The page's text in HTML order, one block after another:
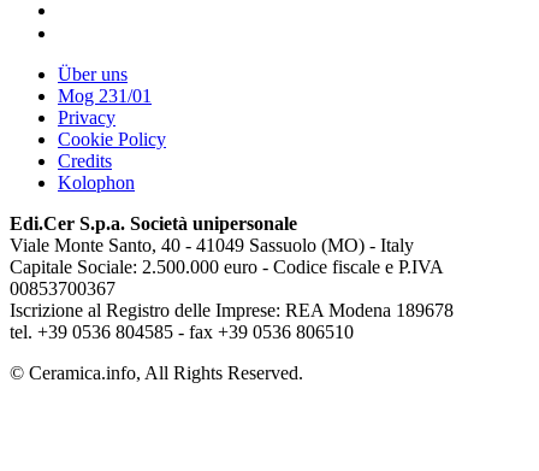
Über uns
Mog 231/01
Privacy
Cookie Policy
Credits
Kolophon
Edi.Cer S.p.a. Società unipersonale
Viale Monte Santo, 40 - 41049 Sassuolo (MO) - Italy
Capitale Sociale: 2.500.000 euro - Codice fiscale e P.IVA
00853700367
Iscrizione al Registro delle Imprese: REA Modena 189678
tel. +39 0536 804585 - fax +39 0536 806510
© Ceramica.info, All Rights Reserved.